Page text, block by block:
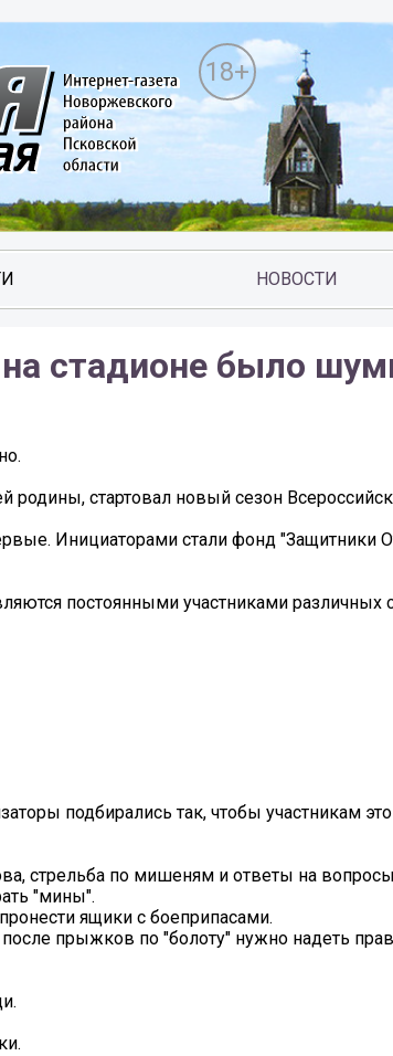
18+
НОВОСТИ
стадионе было
стартовал новый сезон
Инициаторами стали фонд "Защитники
постоянными участниками различных
подбирались так, чтобы участникам
стрельба по мишеням и ответы на
"мины".
ящики с боеприпасами.
прыжков по "болоту" нужно надеть